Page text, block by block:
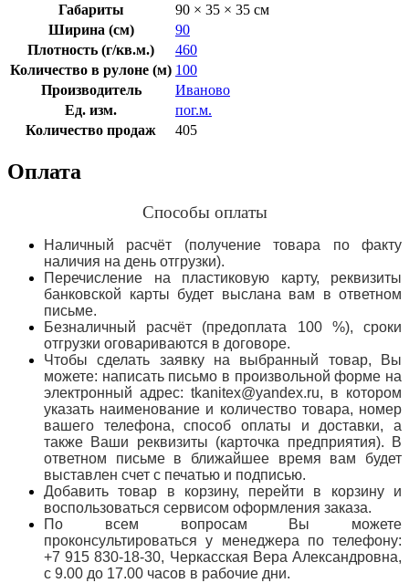
Габариты
90 × 35 × 35 см
Ширина (см)
90
Плотность (г/кв.м.)
460
Количество в рулоне (м) 100
Производитель
Иваново
Ед. изм.
пог.м.
Количество продаж
405
Оплата
Способы оплаты
Наличный расчёт (получение товара по факту
наличия на день отгрузки).
Перечисление на пластиковую карту, реквизиты
банковской карты будет выслана вам в ответном
письме.
Безналичный расчёт (предоплата 100 %), сроки
отгрузки оговариваются в договоре.
Чтобы сделать заявку на выбранный товар, Вы
можете: написать письмо в произвольной форме на
электронный адрес: tkanitex@yandex.ru, в котором
указать наименование и количество товара, номер
вашего телефона, способ оплаты и доставки, а
также Ваши реквизиты (карточка предприятия). В
ответном письме в ближайшее время вам будет
выставлен счет с печатью и подписью.
Добавить товар в корзину, перейти в корзину и
воспользоваться сервисом оформления заказа.
По всем вопросам Вы можете
проконсультироваться у менеджера по телефону:
+7 915 830-18-30, Черкасская Вера Александровна,
с 9.00 до 17.00 часов в рабочие дни.